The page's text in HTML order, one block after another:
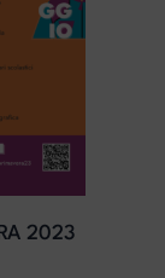
2023